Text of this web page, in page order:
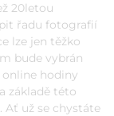
20letou
řadu fotografií
lze jen těžko
bude vybrán
hodiny
základě této
Ať už se chystáte